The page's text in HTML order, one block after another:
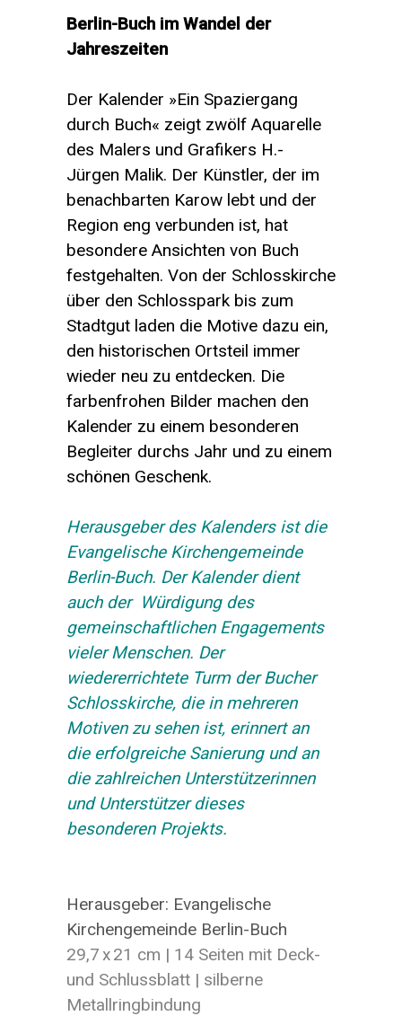
Berlin-Buch im Wandel der
Jahreszeiten
Der Kalender »Ein Spaziergang
durch Buch« zeigt zwölf Aquarelle
des Malers und Grafikers H.-
Jürgen Malik. Der Künstler, der im
benachbarten Karow lebt und der
Region eng verbunden ist, hat
besondere Ansichten von Buch
festgehalten. Von der Schlosskirche
über den Schlosspark bis zum
Stadtgut laden die Motive dazu ein,
den historischen Ortsteil immer
wieder neu zu entdecken. Die
farbenfrohen Bilder machen den
Kalender zu einem besonderen
Begleiter durchs Jahr und zu einem
schönen Geschenk.
Herausgeber des Kalenders ist die
Evangelische Kirchengemeinde
Berlin-Buch. Der Kalender dient
auch der Würdigung des
gemeinschaftlichen Engagements
vieler Menschen. Der
wiedererrichtete Turm der Bucher
Schlosskirche, die in mehreren
Motiven zu sehen ist, erinnert an
die erfolgreiche Sanierung und an
die zahlreichen Unterstützerinnen
und Unterstützer dieses
besonderen Projekts.
Herausgeber: Evangelische
Kirchengemeinde Berlin-Buch
29,7 x 21 cm | 14 Seiten mit Deck-
und Schlussblatt | silberne
Metallringbindung